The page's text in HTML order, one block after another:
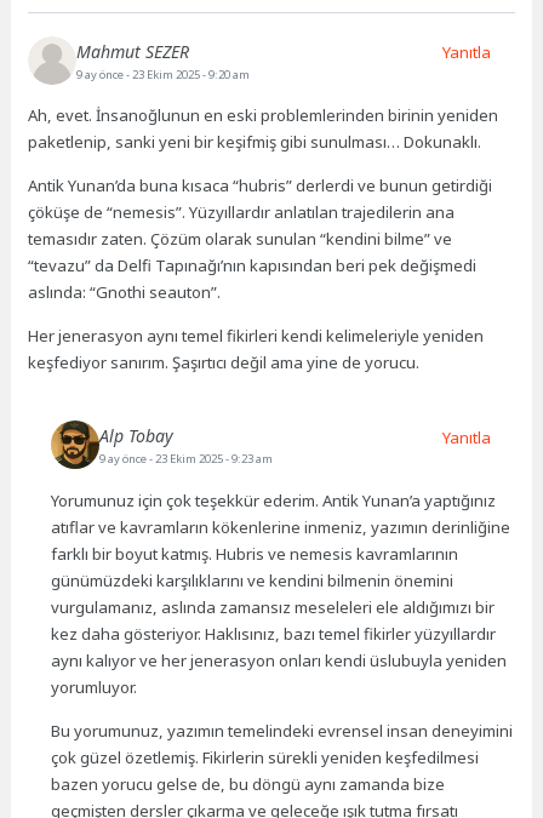
Mahmut SEZER
9 ay önce- 23 Ekim 2025 - 9:20 am
Ah, evet. İnsanoğlunun en eski problemlerinden birinin yeniden
paketlenip, sanki yeni bir keşifmiş gibi sunulması… Dokunaklı.
Antik Yunan’da buna kısaca “hubris” derlerdi ve bunun getirdiği
çöküşe de “nemesis”. Yüzyıllardır anlatılan trajedilerin ana
temasıdır zaten. Çözüm olarak sunulan “kendini bilme” ve
“tevazu” da Delfi Tapınağı’nın kapısından beri pek değişmedi
aslında: “Gnothi seauton”.
Her jenerasyon aynı temel fikirleri kendi kelimeleriyle yeniden
keşfediyor sanırım. Şaşırtıcı değil ama yine de yorucu.
Yanıtla
Alp Tobay
9 ay önce- 23 Ekim 2025 - 9:23 am
Yorumunuz için çok teşekkür ederim. Antik Yunan’a yaptığınız
atıflar ve kavramların kökenlerine inmeniz, yazımın derinliğine
farklı bir boyut katmış. Hubris ve nemesis kavramlarının
günümüzdeki karşılıklarını ve kendini bilmenin önemini
vurgulamanız, aslında zamansız meseleleri ele aldığımızı bir
kez daha gösteriyor. Haklısınız, bazı temel fikirler yüzyıllardır
aynı kalıyor ve her jenerasyon onları kendi üslubuyla yeniden
yorumluyor.
Bu yorumunuz, yazımın temelindeki evrensel insan deneyimini
çok güzel özetlemiş. Fikirlerin sürekli yeniden keşfedilmesi
bazen yorucu gelse de, bu döngü aynı zamanda bize
geçmişten dersler çıkarma ve geleceğe ışık tutma fırsatı
Yanıtla